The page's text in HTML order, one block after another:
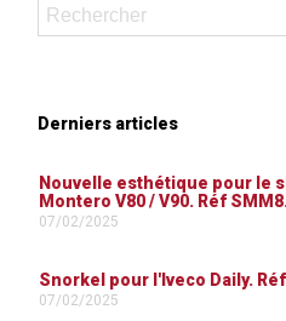
Derniers articles
Nouvelle esthétique pour le
Montero V80 / V90. Réf
07/02/2025
Snorkel pour l'Iveco Daily.
07/02/2025